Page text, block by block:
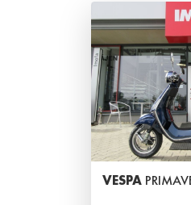
VESPA